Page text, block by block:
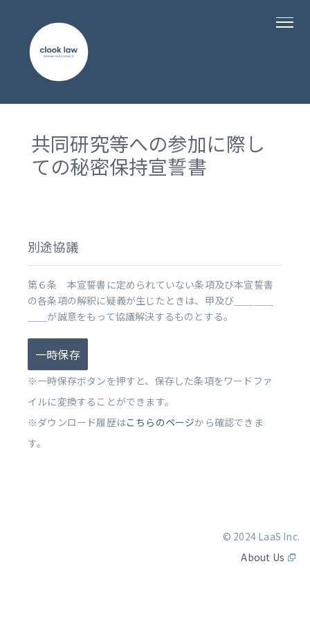
共同研究等への参加に際し
ての秘密保持宣誓書
別途協議
第６条 本宣誓書に定められていない条項及び本宣誓書
の各条項の解釈に疑義が生じたときは、甲及び＿＿＿＿
＿＿が誠意をもって協議解決するものとする。
一時保存
※一時保存ボタンを押すと、保存した条項をワードファ
イルに変換することができます。
※ダウンロード履歴はこちらのページから確認できま
す。
© 2024 LaaS Inc.
About Us